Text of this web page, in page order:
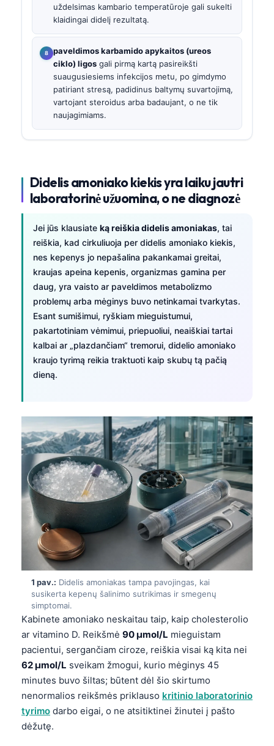
uždelsimas kambario temperatūroje gali sukelti
klaidingai didelį rezultatą.
paveldimos karbamido apykaitos (ureos
ciklo) ligos gali pirmą kartą pasireikšti
suaugusiesiems infekcijos metu, po gimdymo
patiriant stresą, padidinus baltymų suvartojimą,
vartojant steroidus arba badaujant, o ne tik
naujagimiams.
Didelis amoniako kiekis yra laiku jautri
laboratorinė užuomina, o ne diagnozė
Jei jūs klausiate ką reiškia didelis amoniakas, tai
reiškia, kad cirkuliuoja per didelis amoniako kiekis,
nes kepenys jo nepašalina pakankamai greitai,
kraujas apeina kepenis, organizmas gamina per
daug, yra vaisto ar paveldimos metabolizmo
problemų arba mėginys buvo netinkamai tvarkytas.
Esant sumišimui, ryškiam mieguistumui,
pakartotiniam vėmimui, priepuoliui, neaiškiai tartai
kalbai ar „plazdančiam“ tremorui, didelio amoniako
kraujo tyrimą reikia traktuoti kaip skubų tą pačią
dieną.
1 pav.: Didelis amoniakas tampa pavojingas, kai
susikerta kepenų šalinimo sutrikimas ir smegenų
simptomai.
Kabinete amoniako neskaitau taip, kaip cholesterolio
ar vitamino D. Reikšmė 90 µmol/L mieguistam
pacientui, sergančiam ciroze, reiškia visai ką kita nei
62 µmol/L sveikam žmogui, kurio mėginys 45
minutes buvo šiltas; būtent dėl šio skirtumo
nenormalios reikšmės priklauso kritinio laboratorinio
tyrimo darbo eigai, o ne atsitiktinei žinutei į pašto
dėžutę.